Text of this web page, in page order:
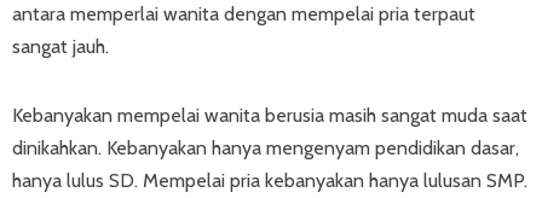
antara memperlai wanita dengan mempelai pria terpaut
sangat jauh.
Kebanyakan mempelai wanita berusia masih sangat muda saat
dinikahkan. Kebanyakan hanya mengenyam pendidikan dasar,
hanya lulus SD. Mempelai pria kebanyakan hanya lulusan SMP.